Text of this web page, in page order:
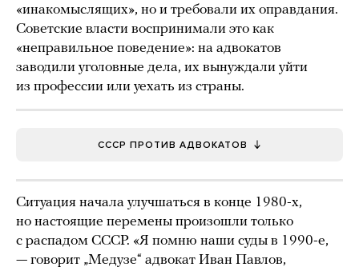
«инакомыслящих», но и требовали их оправдания.
Советские власти воспринимали это как
«неправильное поведение»: на адвокатов
заводили уголовные дела, их вынуждали уйти
из профессии или уехать из страны.
СССР ПРОТИВ АДВОКАТОВ
Ситуация начала улучшаться в конце 1980-х,
но настоящие перемены произошли только
с распадом СССР. «Я помню наши суды в 1990-е,
— говорит „Медузе“ адвокат Иван Павлов,